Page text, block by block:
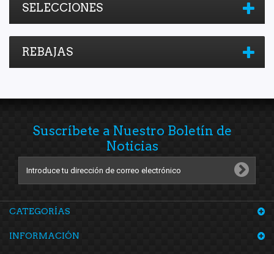
SELECCIONES
REBAJAS
Suscríbete a Nuestro Boletín de
Noticias
CATEGORÍAS
INFORMACIÓN